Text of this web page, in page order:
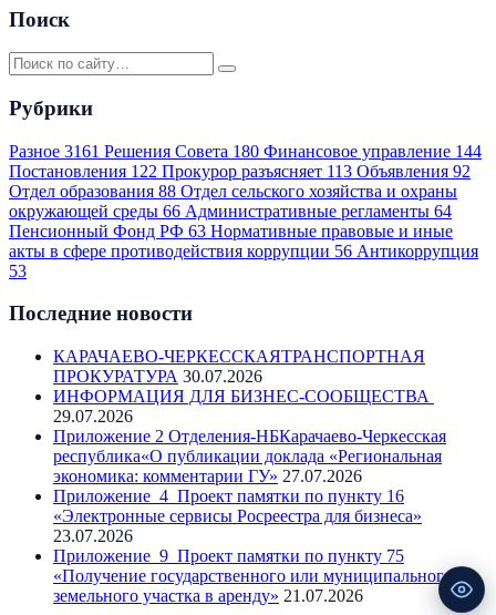
Поиск
Рубрики
Разное 3161 Решения Совета 180 Финансовое управление 144
Постановления 122 Прокурор разъясняет 113 Объявления 92
Отдел образования 88 Отдел сельского хозяйства и охраны
окружающей среды 66 Административные регламенты 64
Пенсионный Фонд РФ 63 Нормативные правовые и иные
акты в сфере противодействия коррупции 56 Антикоррупция
53
Последние новости
КАРАЧАЕВО-ЧЕРКЕССКАЯТРАНСПОРТНАЯ
ПРОКУРАТУРА 30.07.2026
ИНФОРМАЦИЯ ДЛЯ БИЗНЕС-СООБЩЕСТВА
29.07.2026
Приложение 2 Отделения-НБКарачаево-Черкесская
республика«О публикации доклада «Региональная
экономика: комментарии ГУ» 27.07.2026
Приложение_4_Проект памятки по пункту 16
«Электронные сервисы Росреестра для бизнеса»
23.07.2026
Приложение_9_Проект памятки по пункту 75
«Получение государственного или муниципального
земельного участка в аренду» 21.07.2026